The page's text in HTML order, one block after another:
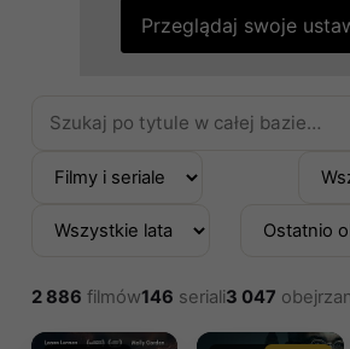
Przeglądaj swoje
2 886 filmów146 seriali3 047